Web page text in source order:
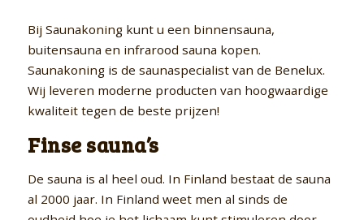
Bij Saunakoning kunt u een binnensauna,
buitensauna en infrarood sauna kopen.
Saunakoning is de saunaspecialist van de Benelux.
Wij leveren moderne producten van hoogwaardige
kwaliteit tegen de beste prijzen!
Finse sauna’s
De sauna is al heel oud. In Finland bestaat de sauna
al 2000 jaar. In Finland weet men al sinds de